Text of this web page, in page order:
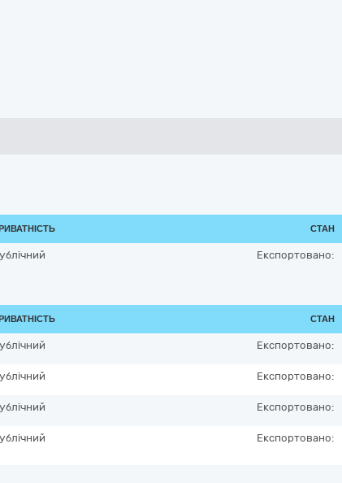
СТАН
Експортовано:
СТАН
Експортовано:
Експортовано:
Експортовано:
Експортовано: